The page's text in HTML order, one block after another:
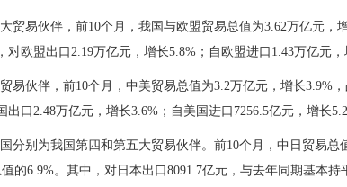
贸易伙伴，前10个月，我国与欧盟贸易总值为3.62万亿元，
对欧盟出口2.19万亿元，增长5.8%；自欧盟进口1.43万亿元，
易伙伴，前10个月，中美贸易总值为3.2万亿元，增长3.9%
出口2.48万亿元，增长3.6%；自美国进口7256.5亿元，增长
分别为我国第四和第五大贸易伙伴。前10个月，中日贸易总
的6.9%。其中，对日本出口8091.7亿元，与去年同期基本持